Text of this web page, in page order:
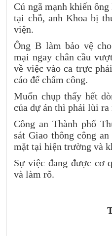
Cú ngã mạnh khiến
tại chỗ, anh Khoa bị
viện.
Ông B làm bảo vệ
mại ngay chân cầu
về việc vào ca trực
cáo để chấm công.
Muốn chụp thấy hết
của dự án thì phải lùi ra
Công an Thành phố
sát Giao thông công
mặt tại hiện trường và
Sự việc đang được cơ
và làm rõ.